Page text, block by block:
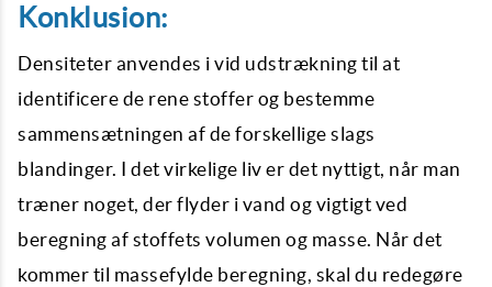
Konklusion:
Densiteter anvendes i vid udstrækning til at
identificere de rene stoffer og bestemme
sammensætningen af ​​de forskellige slags
blandinger. I det virkelige liv er det nyttigt, når man
træner noget, der flyder i vand og vigtigt ved
beregning af stoffets volumen og masse. Når det
kommer til massefylde beregning, skal du redegøre